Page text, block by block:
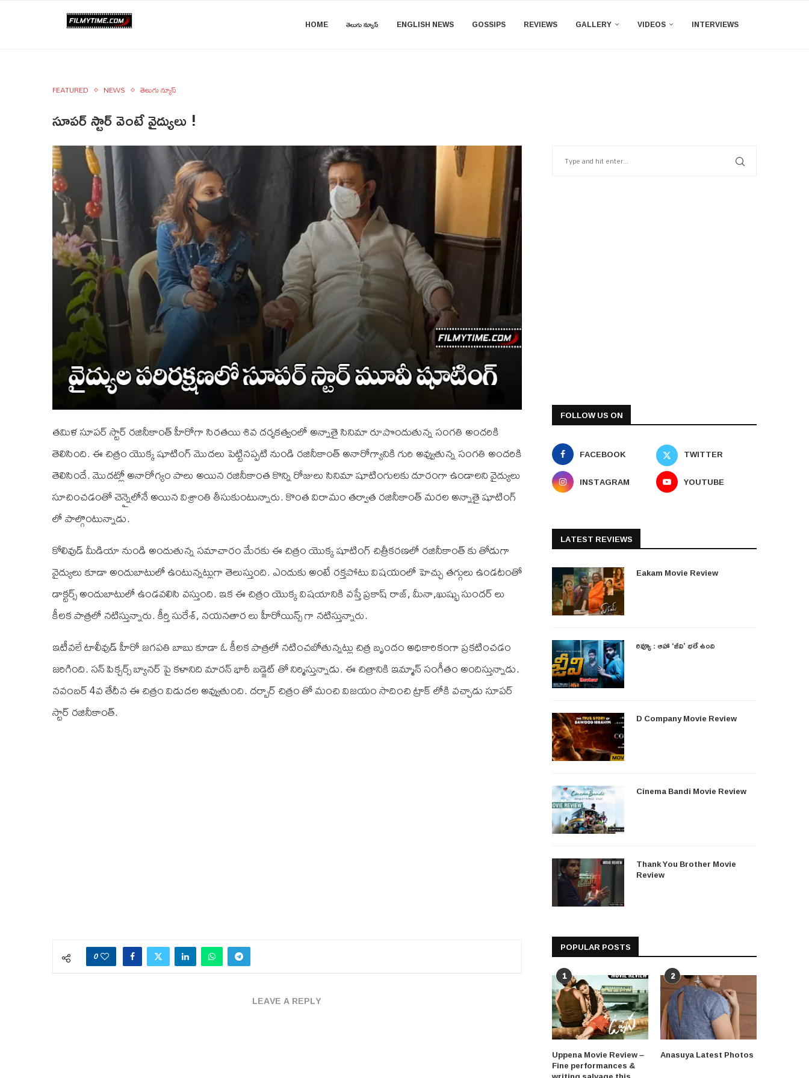
HOME తెలుగు న్యూస్ ENGLISH NEWS GOSSIPS REVIEWS GALLERY VIDEOS INTERVIEWS
FEATURED NEWS తెలుగు న్యూస్
సూపర్ స్టార్ వెంటే వైద్యులు !
తమిళ సూపర్ స్టార్ రజినీకాంత్ హీరోగా సిరతయి శివ దర్శకత్వంలో అన్నాతై సినిమా రూపొందుతున్న సంగతి అందరికి
తెలిసింది. ఈ చిత్రం యొక్క షూటింగ్ మొదలు పెట్టినప్పటి నుండి రజినీకాంత్ అనారోగ్యానికి గురి అవ్వుతున్న సంగతి అందరికి
తెలిసిందే. మొదట్లో అనారోగ్యం పాలు అయిన రజినీకాంత కొన్ని రోజులు సినిమా షూటింగులకు దూరంగా ఉండాలని వైద్యులు
సూచించడంతో చెన్నైలోనే అయిన విశ్రాంతి తీసుకుంటున్నారు. కొంత విరామం తర్వాత రజినీకాంత్ మరల అన్నాతై షూటింగ్
లో పాల్గొంటున్నాడు.
కోలివుడ్ మీడియా నుండి అందుతున్న సమాచారం మేరకు ఈ చిత్రం యొక్క షూటింగ్ చిత్రీకరణలో రజినీకాంత్ కు తోడుగా
వైద్యులు కూడా అందుబాటులో ఉంటున్నట్లుగా తెలుస్తుంది. ఎందుకు అంటే రక్తపోటు విషయంలో హెచ్చు తగ్గులు ఉండటంతో
డాక్టర్స్ అందుబాటులో ఉండవలిసి వస్తుంది. ఇక ఈ చిత్రం యొక్క విషయానికి వస్తే ప్రకాష్ రాజ్, మీనా,ఖుష్భు సుందర్ లు
కీలక పాత్రలో నటిస్తున్నారు. కీర్తి సురేశ్, నయనతార లు హీరోయిన్స్ గా నటిస్తున్నారు.
ఇటీవలే టాలీవుడ్ హీరో జగపతి బాబు కూడా ఓ కీలక పాత్రలో నటించబోతున్నట్లు చిత్ర బృందం అధికారికంగా ప్రకటించడం
జరిగింది. సన్ పిక్చర్స్ బ్యానర్ పై కళానిది మారన్ భారీ బడ్జెట్ తో నిర్మిస్తున్నాడు. ఈ చిత్రానికి ఇమ్మాన్ సంగీతం అందిస్తున్నాడు.
నవంబర్ 4వ తేదీన ఈ చిత్రం విడుదల అవ్వుతుంది. దర్బార్ చిత్రం తో మంచి విజయం సాదించి ట్రాక్ లోకి వచ్చాడు సూపర్
స్టార్ రజినీకాంత్.
0
LEAVE A REPLY
FOLLOW US ON
FACEBOOK
TWITTER
INSTAGRAM
YOUTUBE
LATEST REVIEWS
Eakam Movie Review
రివ్యూ : ఆహా ‘జీవి’ భలే ఉంది
D Company Movie Review
Cinema Bandi Movie Review
Thank You Brother Movie
Review
POPULAR POSTS
1
Uppena Movie Review –
Fine performances &
2
Anasuya Latest Photos